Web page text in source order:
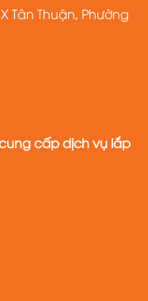
Tân Thuận, Phường
cung cấp dịch vụ lắp